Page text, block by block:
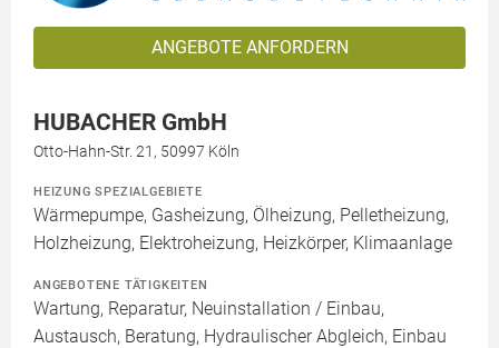
ANGEBOTE ANFORDERN
HUBACHER GmbH
Otto-Hahn-Str. 21, 50997 Köln
HEIZUNG SPEZIALGEBIETE
Wärmepumpe, Gasheizung, Ölheizung, Pelletheizung,
Holzheizung, Elektroheizung, Heizkörper, Klimaanlage
ANGEBOTENE TÄTIGKEITEN
Wartung, Reparatur, Neuinstallation / Einbau,
Austausch, Beratung, Hydraulischer Abgleich, Einbau